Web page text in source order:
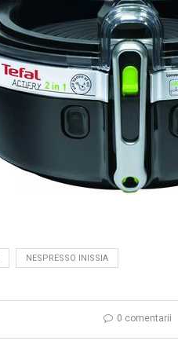
NESPRESSO INISSIA
0 comentarii